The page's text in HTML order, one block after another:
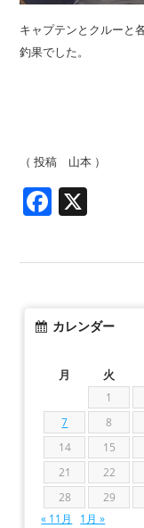
キャプテンとクルーと
釣果でした。
（ 投稿 山本 ）
カレンダー
月 火
1
7
8
14
15
21
22
28
29
« 11月
1月 »